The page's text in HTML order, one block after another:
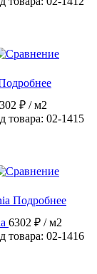
₽ / м2
товара: 02-1415
Подробнее
6302 ₽ / м2
товара: 02-1416